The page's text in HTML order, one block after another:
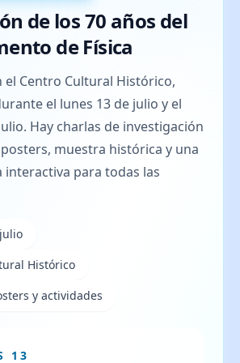
de los 70 años del
de Física
el Centro Cultural Histórico,
el lunes 13 de julio y el
Hay charlas de investigación
muestra histórica y una
interactiva para todas las
Histórico
y actividades
13
hs.
acto inaugural y muestra
Interactiva para todas las
general
hs. - Sala 2
de trabajos de investigación
hs.
general y especialmente a
centrales y sala interactiva durante
general
hs. - Auditorio
de Física.
hs. - Sala 2